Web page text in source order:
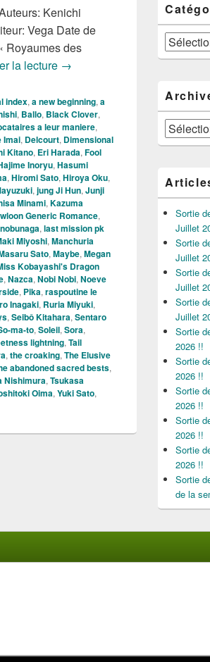
Kenichi
Vega Date de
Royaumes des
la lecture Nouveautés Mangas de la
→
index, a new beginning, a
, Ballo, Black Clover,
a leur maniere,
Imai, Delcourt, Dimensional
Kitano, Eri Harada, Fool
Inoryu, Hasumi
, Hiromi Sato, Hiroya Oku,
, jung Ji Hun, Junji
Minami, Kazuma
Generic Romance,
, last mission pk
Miyoshi, Manchuria
Sato, Maybe, Megan
Kobayashi's Dragon
, Nazca, Nobi Nobi, Noeve
, Pika, raspoutine le
Inagaki, Ruria Miyuki,
, Seibô Kitahara, Sentaro
ma-to, Soleil, Sora,
lightning, Tail
, the croaking, The Elusive
abandoned sacred bests,
Nishimura, Tsukasa
Oima, Yuki Sato,
Catégories
Archives
Sortie
Juillet
Sortie
Juillet
Sortie
Juillet
Sortie
Juillet
Sortie
2026 !!
Sortie
2026 !!
Sortie
2026 !!
Sortie
2026 !!
Sortie
2026 !!
Sortie
de la